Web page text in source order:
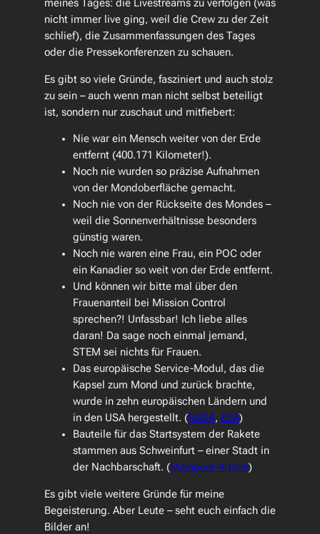
meines Tages: die Livestreams zu verfolgen (was
nicht immer live ging, weil die Crew zu der Zeit
schlief), die Zusammenfassungen des Tages
oder die Pressekonferenzen zu schauen.
Es gibt so viele Gründe, fasziniert und auch stolz
zu sein – auch wenn man nicht selbst beteiligt
ist, sondern nur zuschaut und mitfiebert:
Nie war ein Mensch weiter von der Erde
entfernt (400.171 Kilometer!).
Noch nie wurden so präzise Aufnahmen
von der Mondoberfläche gemacht.
Noch nie von der Rückseite des Mondes –
weil die Sonnenverhältnisse besonders
günstig waren.
Noch nie waren eine Frau, ein POC oder
ein Kanadier so weit von der Erde entfernt.
Und können wir bitte mal über den
Frauenanteil bei Mission Control
sprechen?! Unfassbar! Ich liebe alles
daran! Da sage noch einmal jemand,
STEM sei nichts für Frauen.
Das europäische Service-Modul, das die
Kapsel zum Mond und zurück brachte,
wurde in zehn europäischen Ländern und
in den USA hergestellt. (NASA, ESA)
Bauteile für das Startsystem der Rakete
stammen aus Schweinfurt – einer Stadt in
der Nachbarschaft. (Mainpost-Artikel )
Es gibt viele weitere Gründe für meine
Begeisterung. Aber Leute – seht euch einfach die
Bilder an!